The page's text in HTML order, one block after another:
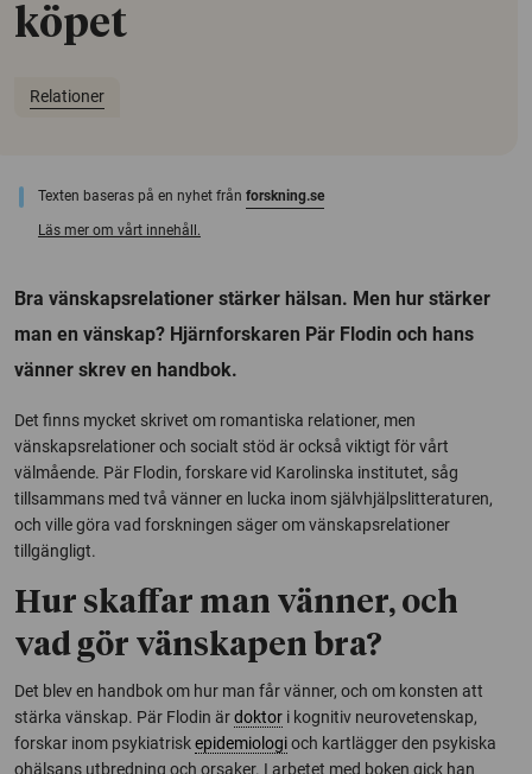
köpet
Relationer
Texten baseras på en nyhet från forskning.se
Läs mer om vårt innehåll.
Bra vänskapsrelationer stärker hälsan. Men hur stärker
man en vänskap? Hjärnforskaren Pär Flodin och hans
vänner skrev en handbok.
Det finns mycket skrivet om romantiska relationer, men
vänskapsrelationer och socialt stöd är också viktigt för vårt
välmående. Pär Flodin, forskare vid Karolinska institutet, såg
tillsammans med två vänner en lucka inom självhjälpslitteraturen,
och ville göra vad forskningen säger om vänskapsrelationer
tillgängligt.
Hur skaffar man vänner, och
vad gör vänskapen bra?
Det blev en handbok om hur man får vänner, och om konsten att
stärka vänskap. Pär Flodin ärdoktor i kognitiv neurovetenskap,
forskar inom psykiatriskepidemiologioch kartlägger den psykiska
ohälsans utbredning och orsaker. I arbetet med boken gick han